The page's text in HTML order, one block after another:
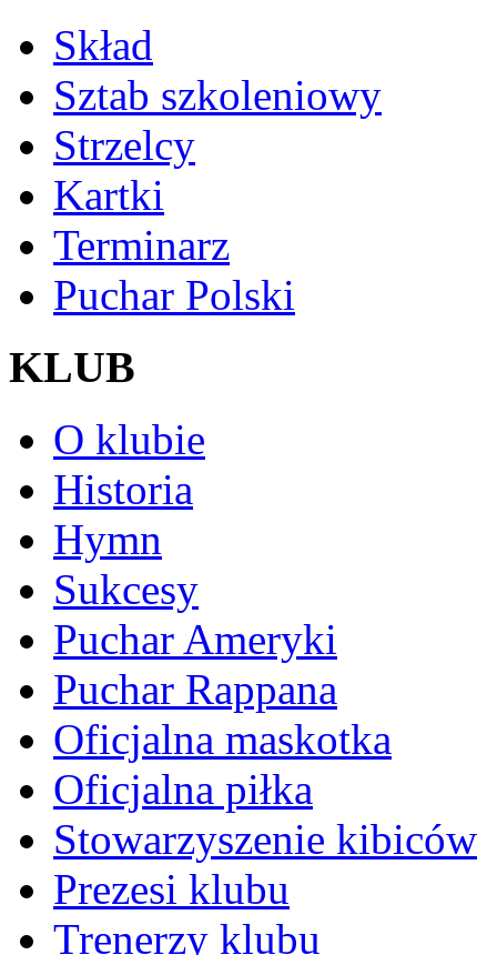
Skład
Sztab szkoleniowy
Strzelcy
Kartki
Terminarz
Puchar Polski
KLUB
O klubie
Historia
Hymn
Sukcesy
Puchar Ameryki
Puchar Rappana
Oficjalna maskotka
Oficjalna piłka
Stowarzyszenie kibiców
Prezesi klubu
Trenerzy klubu